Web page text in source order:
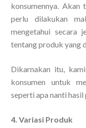
konsumennya.
perlu dilakukan
mengetahui secara
tentang produk yang
Dikarnakan itu,
konsumen untuk
seperti apa nanti
4. Variasi Produk